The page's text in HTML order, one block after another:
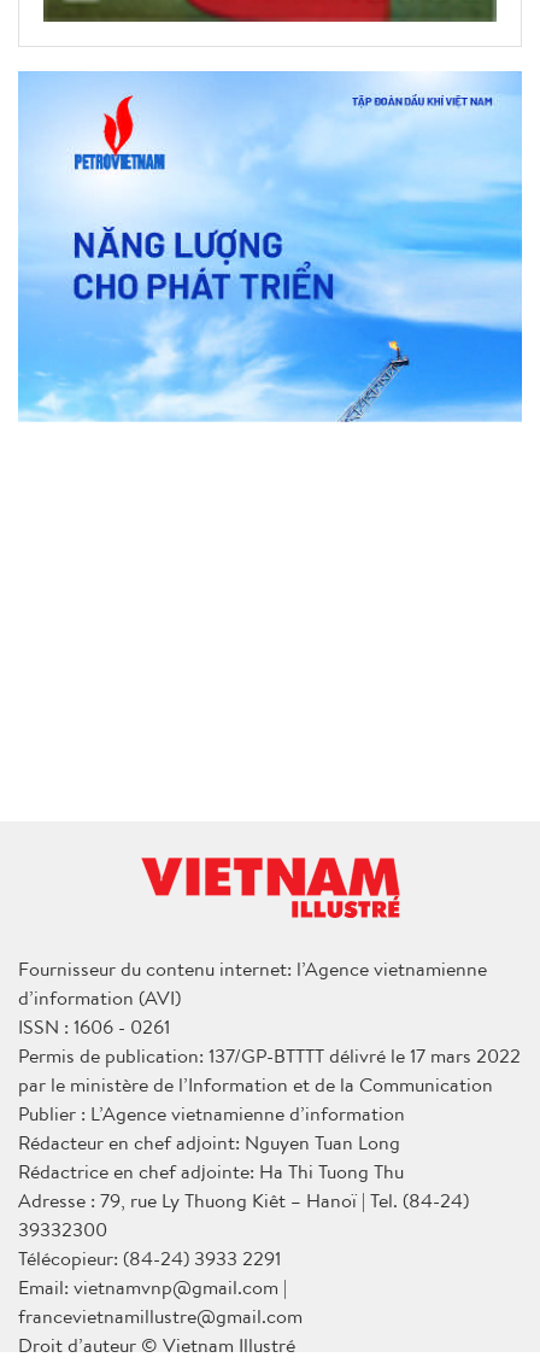
Fournisseur du contenu internet: l’Agence vietnamienne
d’information (AVI)
ISSN : 1606 - 0261
Permis de publication: 137/GP-BTTTT délivré le 17 mars 2022
par le ministère de l’Information et de la Communication
Publier : L’Agence vietnamienne d’information
Rédacteur en chef adjoint: Nguyen Tuan Long
Rédactrice en chef adjointe: Ha Thi Tuong Thu
Adresse : 79, rue Ly Thuong Kiêt – Hanoï | Tel. (84-24)
39332300
Télécopieur: (84-24) 3933 2291
Email: vietnamvnp@gmail.com |
francevietnamillustre@gmail.com
Droit d’auteur © Vietnam Illustré